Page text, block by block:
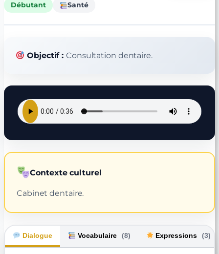
Débutant Santé
Objectif :Consultation dentaire.
Contexte culturel
Cabinet dentaire.
Dialogue Vocabulaire (8) Expressions (3)